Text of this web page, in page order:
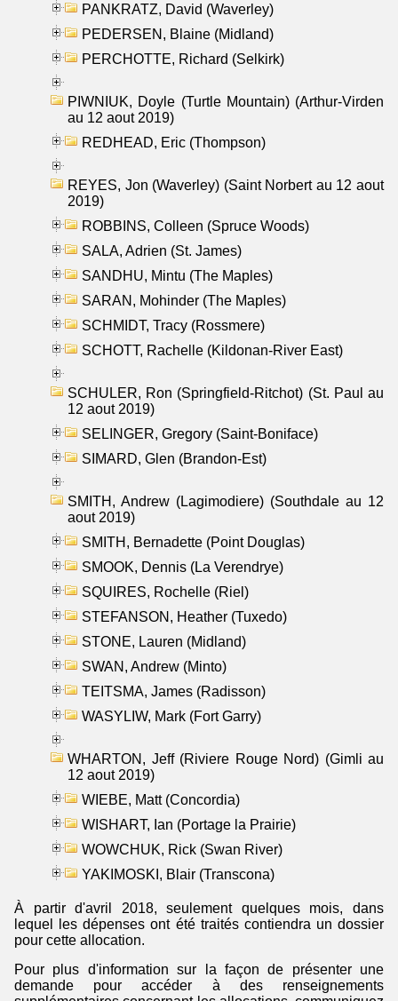
PANKRATZ, David (Waverley)
PEDERSEN, Blaine (Midland)
PERCHOTTE, Richard (Selkirk)
PIWNIUK, Doyle (Turtle Mountain) (Arthur-Virden
au 12 aout 2019)
REDHEAD, Eric (Thompson)
REYES, Jon (Waverley) (Saint Norbert au 12 aout
2019)
ROBBINS, Colleen (Spruce Woods)
SALA, Adrien (St. James)
SANDHU, Mintu (The Maples)
SARAN, Mohinder (The Maples)
SCHMIDT, Tracy (Rossmere)
SCHOTT, Rachelle (Kildonan-River East)
SCHULER, Ron (Springfield-Ritchot) (St. Paul au
12 aout 2019)
SELINGER, Gregory (Saint-Boniface)
SIMARD, Glen (Brandon-Est)
SMITH, Andrew (Lagimodiere) (Southdale au 12
aout 2019)
SMITH, Bernadette (Point Douglas)
SMOOK, Dennis (La Verendrye)
SQUIRES, Rochelle (Riel)
STEFANSON, Heather (Tuxedo)
STONE, Lauren (Midland)
SWAN, Andrew (Minto)
TEITSMA, James (Radisson)
WASYLIW, Mark (Fort Garry)
WHARTON, Jeff (Riviere Rouge Nord) (Gimli au
12 aout 2019)
WIEBE, Matt (Concordia)
WISHART, Ian (Portage la Prairie)
WOWCHUK, Rick (Swan River)
YAKIMOSKI, Blair (Transcona)
À partir d'avril 2018, seulement quelques mois, dans
lequel les dépenses ont été traités contiendra un dossier
pour cette allocation.
Pour plus d'information sur la façon de présenter une
demande pour accéder à des renseignements